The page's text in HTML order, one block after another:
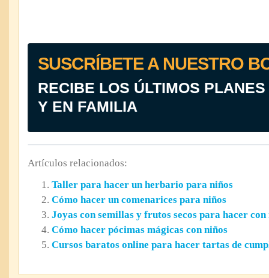
SUSCRÍBETE A NUESTRO
RECIBE LOS ÚLTIMOS
Y EN FAMILIA
Artículos relacionados:
Taller para hacer un herbario para niños
Cómo hacer un comenarices para niños
Joyas con semillas y frutos secos para hacer con
Cómo hacer pócimas mágicas con niños
Cursos baratos online para hacer tartas de